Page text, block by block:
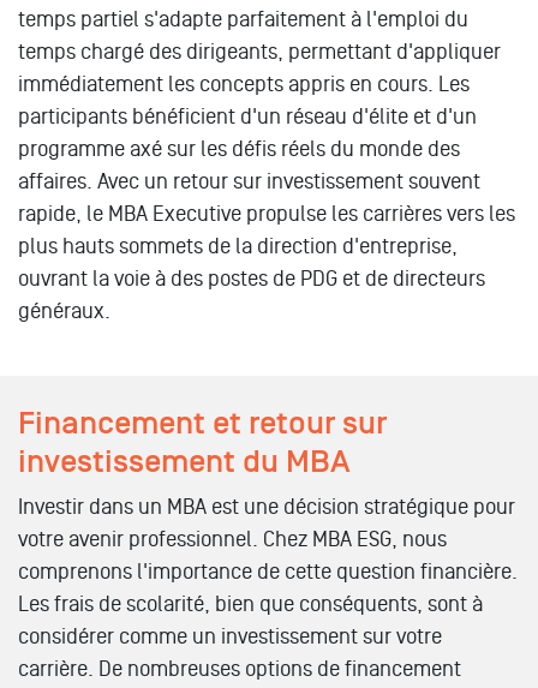
temps partiel s'adapte parfaitement à l'emploi du
temps chargé des dirigeants, permettant d'appliquer
immédiatement les concepts appris en cours. Les
participants bénéficient d'un réseau d'élite et d'un
programme axé sur les défis réels du monde des
affaires. Avec un retour sur investissement souvent
rapide, le MBA Executive propulse les carrières vers les
plus hauts sommets de la direction d'entreprise,
ouvrant la voie à des postes de PDG et de directeurs
généraux.
Financement et retour sur
investissement du MBA
Investir dans un MBA est une décision stratégique pour
votre avenir professionnel. Chez MBA ESG, nous
comprenons l'importance de cette question financière.
Les frais de scolarité, bien que conséquents, sont à
considérer comme un investissement sur votre
carrière. De nombreuses options de financement